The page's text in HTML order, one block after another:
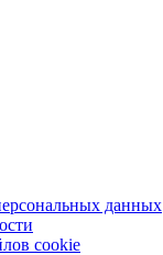
данных
cookie